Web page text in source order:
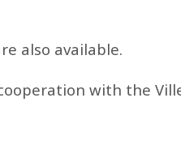
also available.
with the